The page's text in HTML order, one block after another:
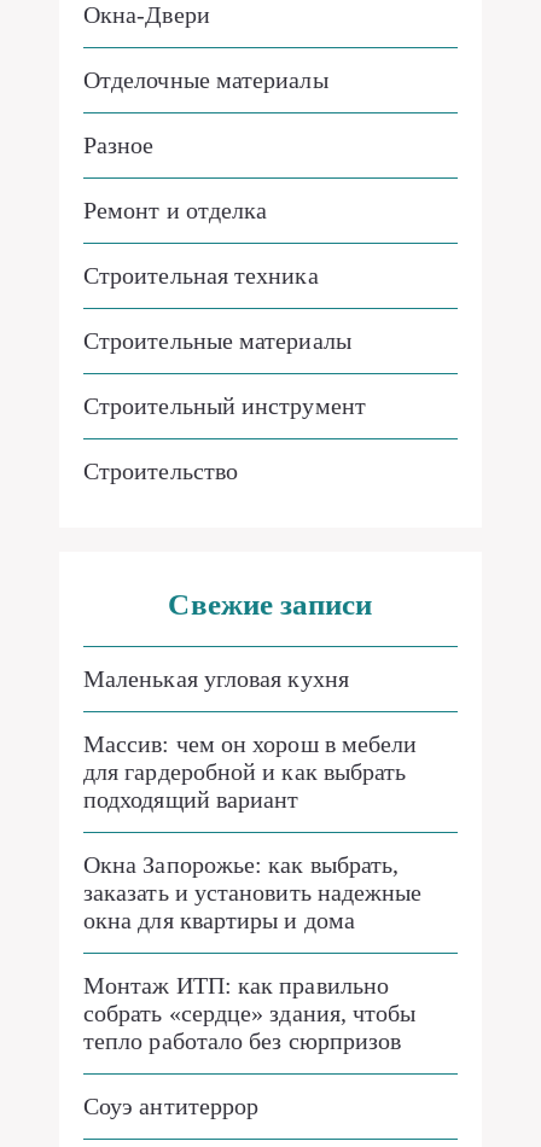
Окна-Двери
Отделочные материалы
Разное
Ремонт и отделка
Строительная техника
Строительные материалы
Строительный инструмент
Строительство
Свежие записи
Маленькая угловая кухня
Массив: чем он хорош в мебели
для гардеробной и как выбрать
подходящий вариант
Окна Запорожье: как выбрать,
заказать и установить надежные
окна для квартиры и дома
Монтаж ИТП: как правильно
собрать «сердце» здания, чтобы
тепло работало без сюрпризов
Соуэ антитеррор